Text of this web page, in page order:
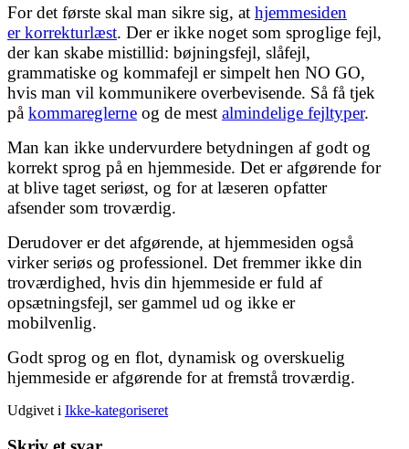
For det første skal man sikre sig, at hjemmesiden
er korrekturlæst. Der er ikke noget som sproglige fejl,
der kan skabe mistillid: bøjningsfejl, slåfejl,
grammatiske og kommafejl er simpelt hen NO GO,
hvis man vil kommunikere overbevisende. Så få tjek
på kommareglerne og de mest almindelige fejltyper.
Man kan ikke undervurdere betydningen af godt og
korrekt sprog på en hjemmeside. Det er afgørende for
at blive taget seriøst, og for at læseren opfatter
afsender som troværdig.
Derudover er det afgørende, at hjemmesiden også
virker seriøs og professionel. Det fremmer ikke din
troværdighed, hvis din hjemmeside er fuld af
opsætningsfejl, ser gammel ud og ikke er
mobilvenlig.
Godt sprog og en flot, dynamisk og overskuelig
hjemmeside er afgørende for at fremstå troværdig.
Udgivet i Ikke-kategoriseret